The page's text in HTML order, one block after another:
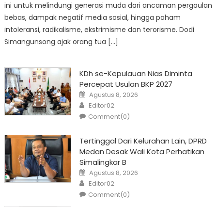
ini untuk melindungi generasi muda dari ancaman pergaulan
bebas, dampak negatif media sosial, hingga paham
intoleransi, radikalisme, ekstrimisme dan terorisme. Dodi
Simangunsong ajak orang tua […]
KDh se-Kepulauan Nias Diminta
Percepat Usulan BKP 2027
Posted
on
Agustus 8, 2026
Author
Editor02
Comment(0)
Tertinggal Dari Kelurahan Lain, DPRD
Medan Desak Wali Kota Perhatikan
Simalingkar B
Posted
on
Agustus 8, 2026
Author
Editor02
Comment(0)